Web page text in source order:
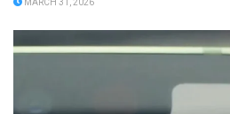
MARCH 31, 2026